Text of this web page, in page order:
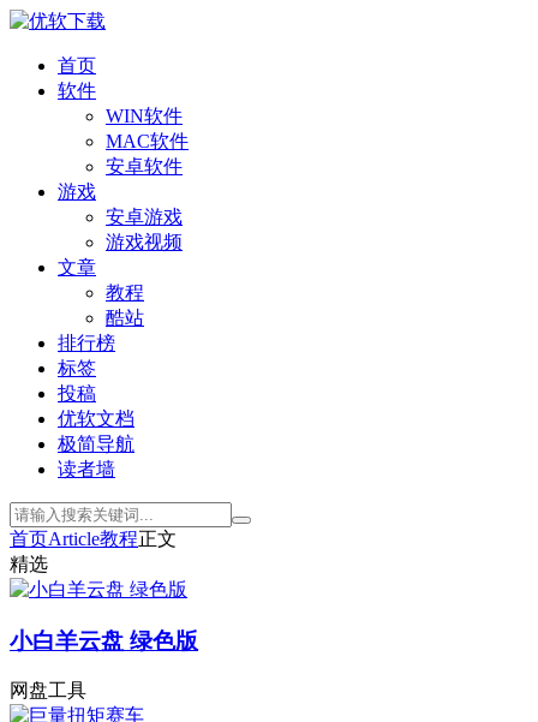
首页
软件
WIN软件
MAC软件
安卓软件
游戏
安卓游戏
游戏视频
文章
教程
酷站
排行榜
标签
投稿
优软文档
极简导航
读者墙
首页Article教程正文
精选
小白羊云盘 绿色版
网盘工具